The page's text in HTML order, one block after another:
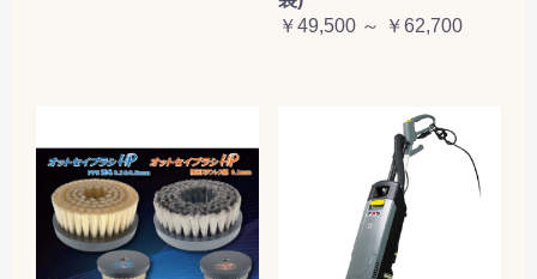
￥49,500 ～ ￥62,700